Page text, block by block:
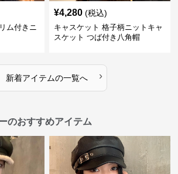
ム付きニ
¥4,280 (税込)
キャスケット 格子柄ニットキャ
スケット つば付き八角帽
新着アイテムの一覧へ ›
のおすすめアイテム